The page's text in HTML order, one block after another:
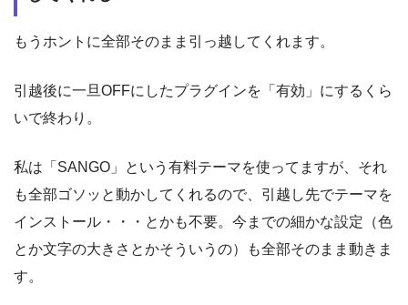
もうホントに全部そのまま引っ越してくれます。
引越後に一旦OFFにしたプラグインを「有効」にするくら
いで終わり。
私は「SANGO」という有料テーマを使ってますが、それ
も全部ゴソッと動かしてくれるので、引越し先でテーマを
インストール・・・とかも不要。今までの細かな設定（色
とか文字の大きさとかそういうの）も全部そのまま動きま
す。